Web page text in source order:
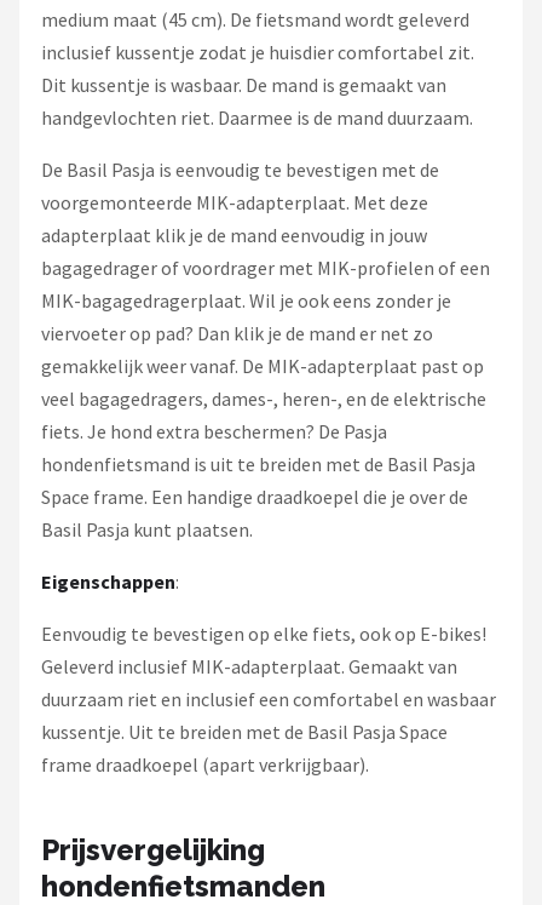
medium maat (45 cm). De fietsmand wordt geleverd
inclusief kussentje zodat je huisdier comfortabel zit.
Dit kussentje is wasbaar. De mand is gemaakt van
handgevlochten riet. Daarmee is de mand duurzaam.
De Basil Pasja is eenvoudig te bevestigen met de
voorgemonteerde MIK-adapterplaat. Met deze
adapterplaat klik je de mand eenvoudig in jouw
bagagedrager of voordrager met MIK-profielen of een
MIK-bagagedragerplaat. Wil je ook eens zonder je
viervoeter op pad? Dan klik je de mand er net zo
gemakkelijk weer vanaf. De MIK-adapterplaat past op
veel bagagedragers, dames-, heren-, en de elektrische
fiets. Je hond extra beschermen? De Pasja
hondenfietsmand is uit te breiden met de Basil Pasja
Space frame. Een handige draadkoepel die je over de
Basil Pasja kunt plaatsen.
Eigenschappen:
Eenvoudig te bevestigen op elke fiets, ook op E-bikes!
Geleverd inclusief MIK-adapterplaat. Gemaakt van
duurzaam riet en inclusief een comfortabel en wasbaar
kussentje. Uit te breiden met de Basil Pasja Space
frame draadkoepel (apart verkrijgbaar).
Prijsvergelijking
hondenfietsmanden